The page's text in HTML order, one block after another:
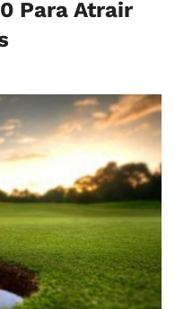
Para Atrair